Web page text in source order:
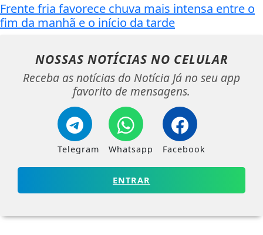
Frente fria favorece chuva mais intensa entre o
fim da manhã e o início da tarde
NOSSAS NOTÍCIAS NO CELULAR
Receba as notícias do Notícia Já no seu app
favorito de mensagens.
Telegram Whatsapp Facebook
ENTRAR